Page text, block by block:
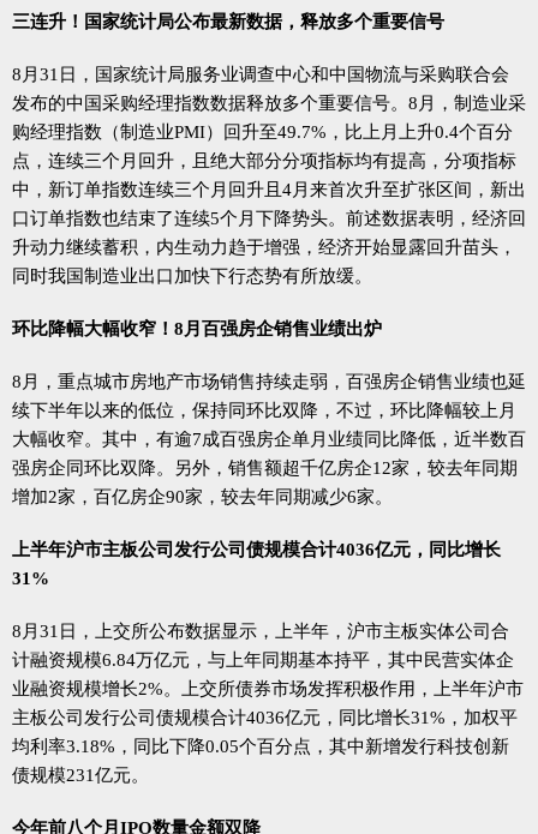
三连升！国家统计局公布最新数据，释放多个重要信号
8月31日，国家统计局服务业调查中心和中国物流与采购联合会
发布的中国采购经理指数数据释放多个重要信号。8月，制造业采
购经理指数（制造业PMI）回升至49.7%，比上月上升0.4个百分
点，连续三个月回升，且绝大部分分项指标均有提高，分项指标
中，新订单指数连续三个月回升且4月来首次升至扩张区间，新出
口订单指数也结束了连续5个月下降势头。前述数据表明，经济回
升动力继续蓄积，内生动力趋于增强，经济开始显露回升苗头，
同时我国制造业出口加快下行态势有所放缓。
环比降幅大幅收窄！8月百强房企销售业绩出炉
8月，重点城市房地产市场销售持续走弱，百强房企销售业绩也延
续下半年以来的低位，保持同环比双降，不过，环比降幅较上月
大幅收窄。其中，有逾7成百强房企单月业绩同比降低，近半数百
强房企同环比双降。另外，销售额超千亿房企12家，较去年同期
增加2家，百亿房企90家，较去年同期减少6家。
上半年沪市主板公司发行公司债规模合计4036亿元，同比增长
31%
8月31日，上交所公布数据显示，上半年，沪市主板实体公司合
计融资规模6.84万亿元，与上年同期基本持平，其中民营实体企
业融资规模增长2%。上交所债券市场发挥积极作用，上半年沪市
主板公司发行公司债规模合计4036亿元，同比增长31%，加权平
均利率3.18%，同比下降0.05个百分点，其中新增发行科技创新
债规模231亿元。
今年前八个月IPO数量金额双降